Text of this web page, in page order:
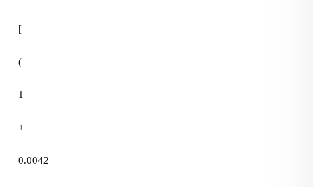
[
(
1
+
0.0042